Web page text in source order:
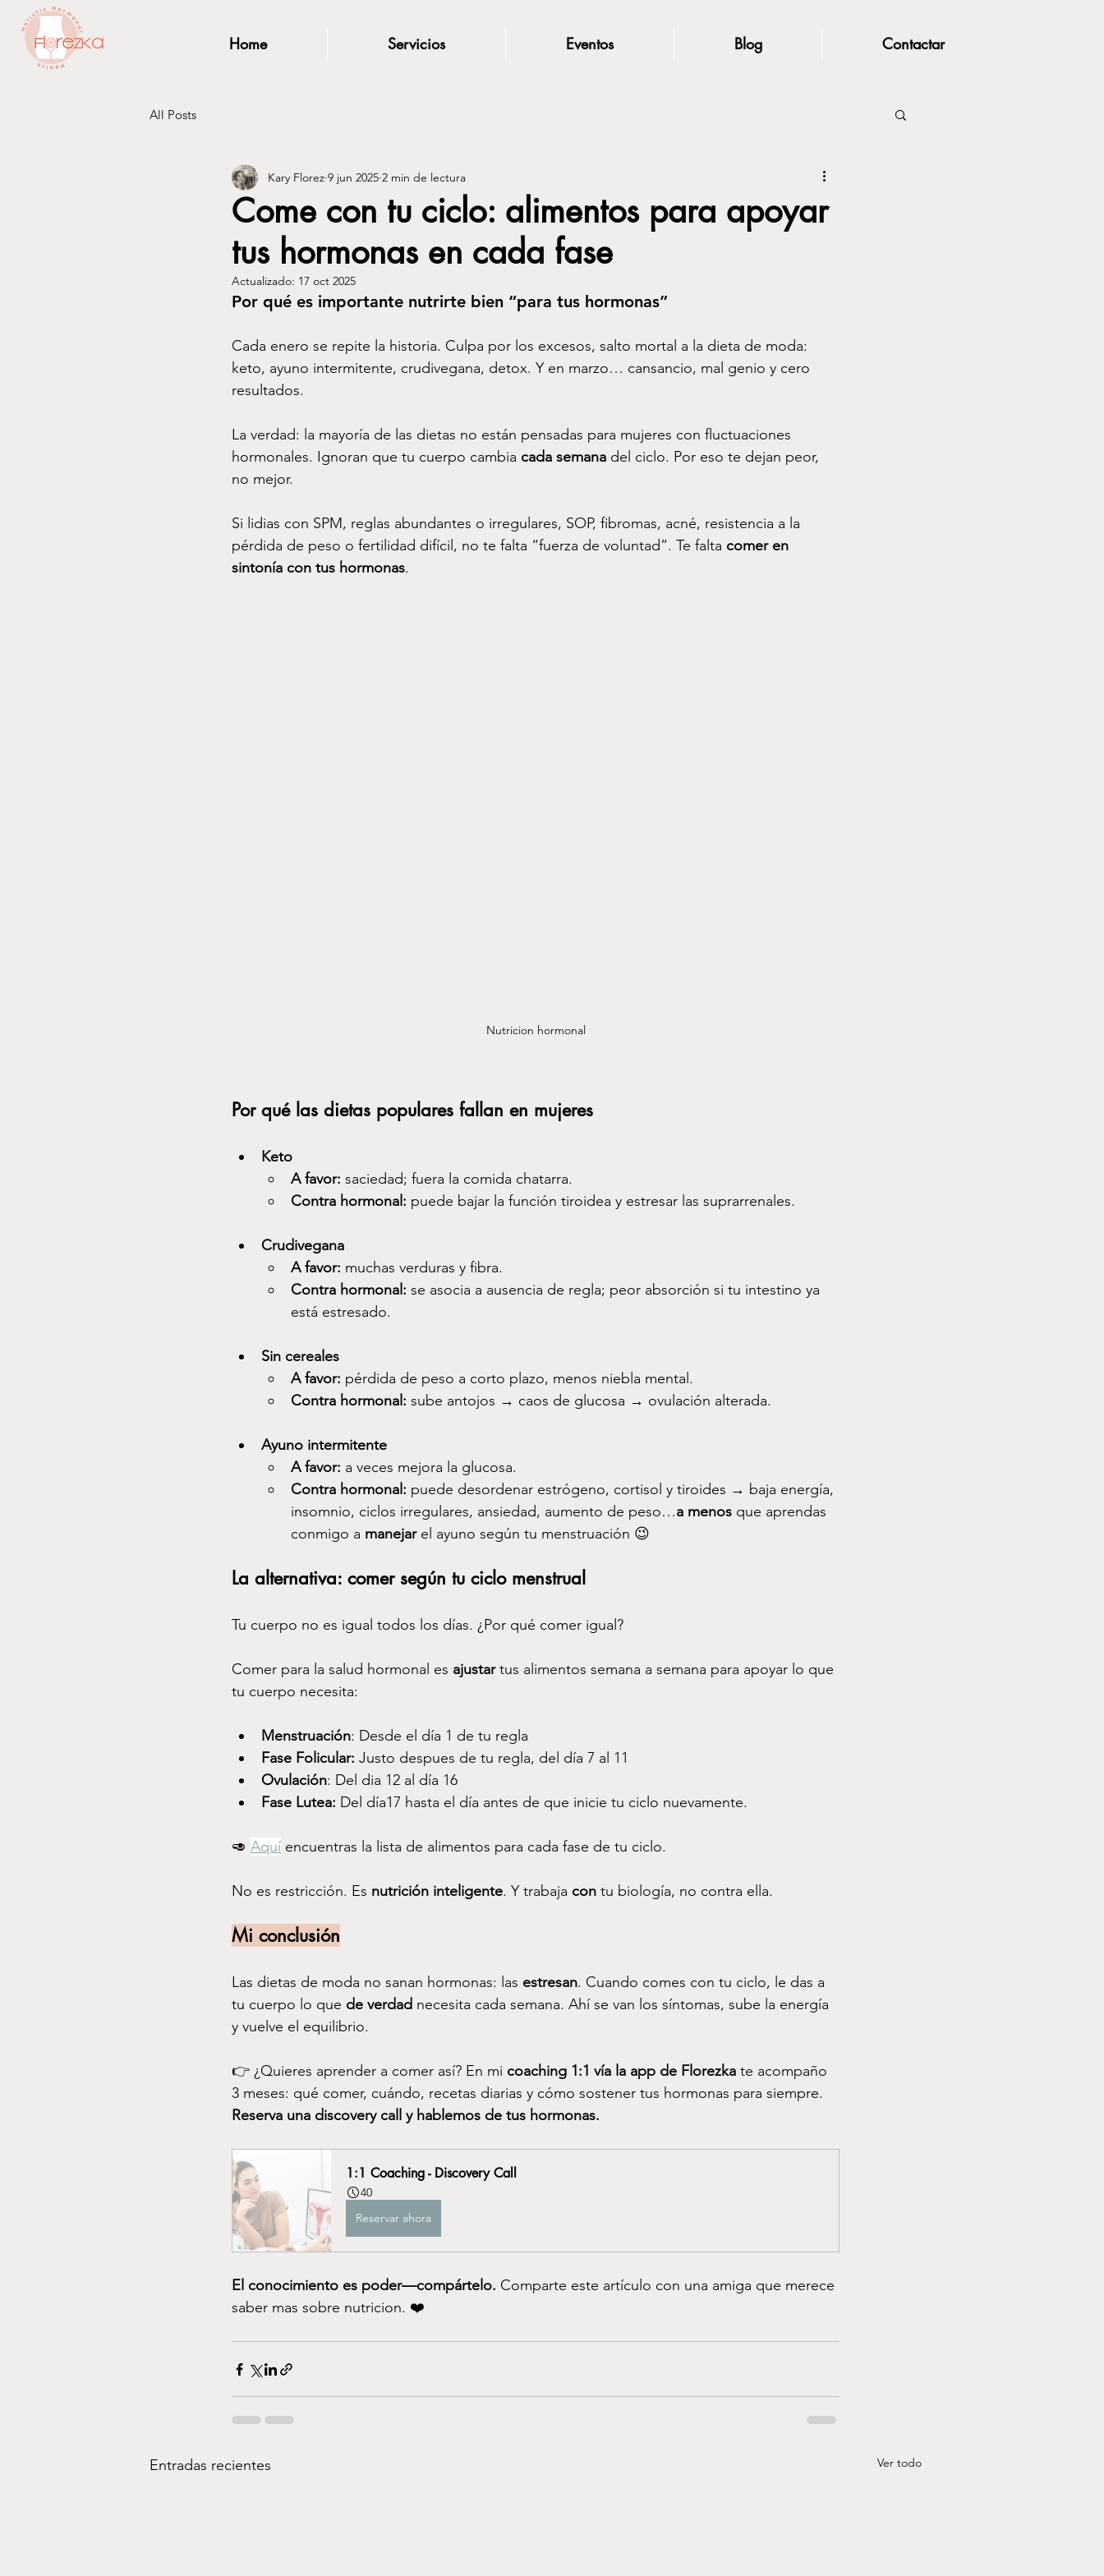
Home Servicios Eventos Blog Contactar
All Posts
Come con tu ciclo: alimentos para apoyar
tus hormonas en cada fase
Kary Florez 9 jun 2025 2 min de lectura
Actualizado: 17 oct 2025
Por qué es importante nutrirte bien “para tus hormonas”
Cada enero se repite la historia. Culpa por los excesos, salto mortal a la dieta de moda:
keto, ayuno intermitente, crudivegana, detox. Y en marzo… cansancio, mal genio y cero
resultados.
La verdad: la mayoría de las dietas no están pensadas para mujeres con fluctuaciones
hormonales. Ignoran que tu cuerpo cambia cada semana del ciclo. Por eso te dejan peor,
no mejor.
Si lidias con SPM, reglas abundantes o irregulares, SOP, fibromas, acné, resistencia a la
pérdida de peso o fertilidad difícil, no te falta “fuerza de voluntad”. Te falta comer en
sintonía con tus hormonas.
Nutricion hormonal
Por qué las dietas populares fallan en mujeres
Keto
A favor: saciedad; fuera la comida chatarra.
Contra hormonal: puede bajar la función tiroidea y estresar las suprarrenales.
Crudivegana
A favor: muchas verduras y fibra.
Contra hormonal: se asocia a ausencia de regla; peor absorción si tu intestino ya
está estresado.
Sin cereales
A favor: pérdida de peso a corto plazo, menos niebla mental.
Contra hormonal: sube antojos → caos de glucosa → ovulación alterada.
Ayuno intermitente
A favor: a veces mejora la glucosa.
Contra hormonal: puede desordenar estrógeno, cortisol y tiroides → baja energía,
insomnio, ciclos irregulares, ansiedad, aumento de peso…a menos que aprendas
conmigo a manejar el ayuno según tu menstruación 😉
La alternativa: comer según tu ciclo menstrual
Tu cuerpo no es igual todos los días. ¿Por qué comer igual?
Comer para la salud hormonal es ajustar tus alimentos semana a semana para apoyar lo que
tu cuerpo necesita:
Menstruación: Desde el día 1 de tu regla
Fase Folicular: Justo despues de tu regla, del día 7 al 11
Ovulación: Del dia 12 al día 16
Fase Lutea: Del día17 hasta el día antes de que inicie tu ciclo nuevamente.
🥑 Aquí encuentras la lista de alimentos para cada fase de tu ciclo.
No es restricción. Es nutrición inteligente. Y trabaja con tu biología, no contra ella.
Mi conclusión
Las dietas de moda no sanan hormonas: las estresan. Cuando comes con tu ciclo, le das a
tu cuerpo lo que de verdad necesita cada semana. Ahí se van los síntomas, sube la energía
y vuelve el equilibrio.
👉 ¿Quieres aprender a comer así? En mi coaching 1:1 vía la app de Florezka te acompaño
3 meses: qué comer, cuándo, recetas diarias y cómo sostener tus hormonas para siempre.
Reserva una discovery call y hablemos de tus hormonas.
1:1 Coaching - Discovery Call
40
Reservar ahora
El conocimiento es poder—compártelo. Comparte este artículo con una amiga que merece
saber mas sobre nutricion. ❤️
Entradas recientes Ver todo